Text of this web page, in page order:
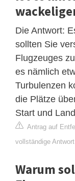
Die Antwort:
sollten Sie
Flugzeuges
es nämlich
Turbulenzen
die Plätze
Start und
Antrag auf
vollständige
Warum